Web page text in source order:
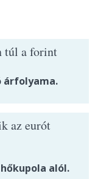
túl a forint
árfolyama.
az eurót
alól.